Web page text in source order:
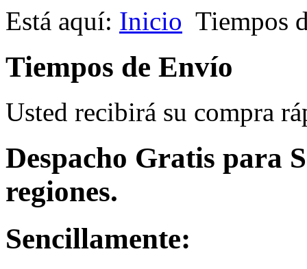
Está aquí: Inicio Tiempos
Tiempos de Envío
Usted recibirá su compra
Despacho Gratis para
regiones.
Sencillamente: